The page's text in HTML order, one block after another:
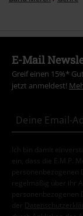
E-Mail
Greif einen 15%*
jetzt anmeldest!
Ich bin damit
ein, dass die E.M.P.
personenbezogenen
regelmäßig über ihr
personenbezogenen
der